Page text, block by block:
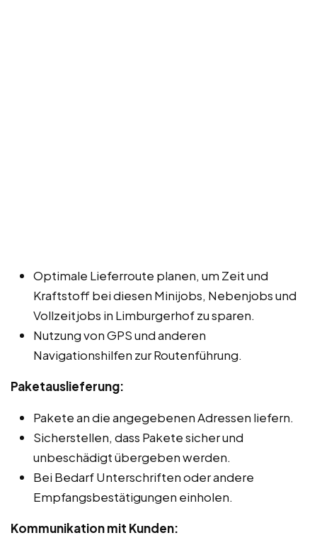
Optimale Lieferroute planen, um Zeit und
Kraftstoff bei diesen Minijobs, Nebenjobs und
Vollzeitjobs in Limburgerhof zu sparen.
Nutzung von GPS und anderen
Navigationshilfen zur Routenführung.
Paketauslieferung:
Pakete an die angegebenen Adressen liefern.
Sicherstellen, dass Pakete sicher und
unbeschädigt übergeben werden.
Bei Bedarf Unterschriften oder andere
Empfangsbestätigungen einholen.
Kommunikation mit Kunden: